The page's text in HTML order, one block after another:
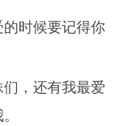
时候要记得你
，还有我最爱